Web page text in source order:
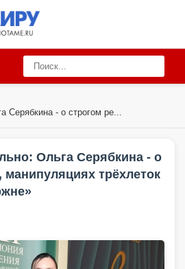
Серябкина - о строгом ре...
Ольга Серябкина - о
трёхлеток